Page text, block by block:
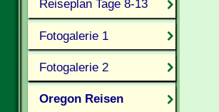
Reiseplan Tage 8-13
Fotogalerie 1
Fotogalerie 2
Oregon Reisen